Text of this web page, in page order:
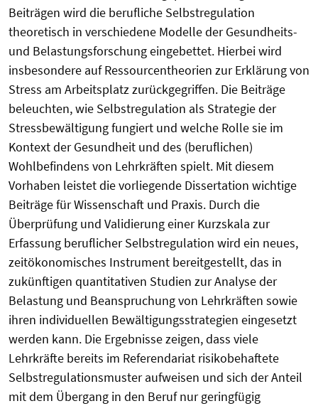
Beiträgen wird die berufliche Selbstregulation
theoretisch in verschiedene Modelle der Gesundheits-
und Belastungsforschung eingebettet. Hierbei wird
insbesondere auf Ressourcentheorien zur Erklärung von
Stress am Arbeitsplatz zurückgegriffen. Die Beiträge
beleuchten, wie Selbstregulation als Strategie der
Stressbewältigung fungiert und welche Rolle sie im
Kontext der Gesundheit und des (beruflichen)
Wohlbefindens von Lehrkräften spielt. Mit diesem
Vorhaben leistet die vorliegende Dissertation wichtige
Beiträge für Wissenschaft und Praxis. Durch die
Überprüfung und Validierung einer Kurzskala zur
Erfassung beruflicher Selbstregulation wird ein neues,
zeitökonomisches Instrument bereitgestellt, das in
zukünftigen quantitativen Studien zur Analyse der
Belastung und Beanspruchung von Lehrkräften sowie
ihren individuellen Bewältigungsstrategien eingesetzt
werden kann. Die Ergebnisse zeigen, dass viele
Lehrkräfte bereits im Referendariat risikobehaftete
Selbstregulationsmuster aufweisen und sich der Anteil
mit dem Übergang in den Beruf nur geringfügig